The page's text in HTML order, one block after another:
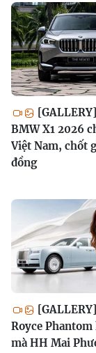
BMW X1 2026
Việt Nam, chốt
đồng
Royce
mà HH Mai